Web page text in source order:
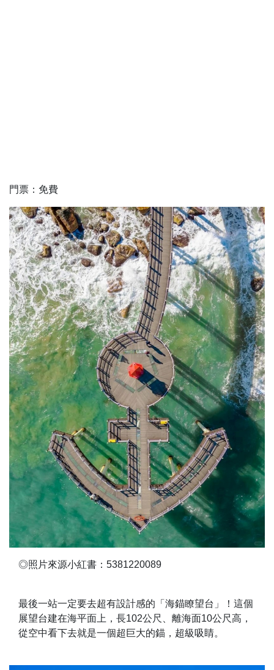
門票：免費
◎照片來源小紅書：5381220089
最後一站一定要去超有設計感的「海錨瞭望台」！這個
展望台建在海平面上，長102公尺、離海面10公尺高，
從空中看下去就是一個超巨大的錨，超級吸睛。